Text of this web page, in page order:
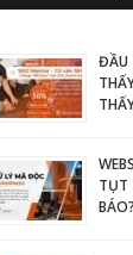
ĐẦU
TỤT
BÁO?